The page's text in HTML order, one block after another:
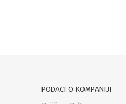
PODACI O KOMPANIJI